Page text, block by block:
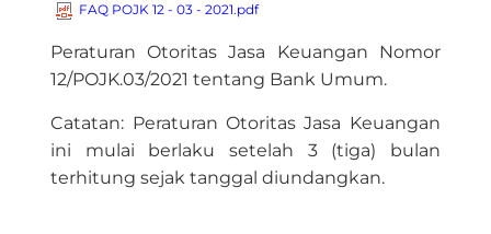
FAQ POJK 12 - 03 - 2021.pdf
Peraturan Otoritas Jasa Keuangan Nomor
12/POJK.03/2021 tentang Bank Umum.
Catatan: Peraturan Otoritas Jasa Keuangan
ini mulai berlaku setelah 3 (tiga) bulan
terhitung sejak tanggal diundangkan.